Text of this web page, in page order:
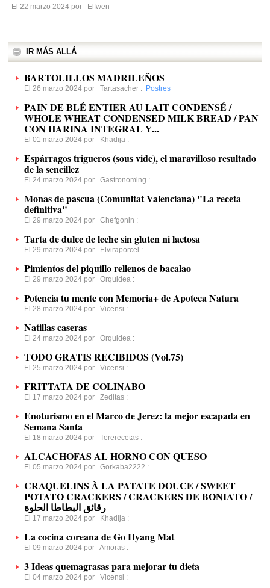
El 22 marzo 2024 por
Elfwen
IR MÁS ALLÁ
BARTOLILLOS MADRILEÑOS
El 26 marzo 2024 por Tartasacher : Postres
PAIN DE BLÉ ENTIER AU LAIT CONDENSÉ /
WHOLE WHEAT CONDENSED MILK BREAD / PAN
CON HARINA INTEGRAL Y...
El 01 marzo 2024 por Khadija :
Espárragos trigueros (sous vide), el maravilloso resultado
de la sencillez
El 24 marzo 2024 por Gastronoming :
Monas de pascua (Comunitat Valenciana) "La receta
definitiva"
El 29 marzo 2024 por Chefgonin :
Tarta de dulce de leche sin gluten ni lactosa
El 29 marzo 2024 por Elviraporcel :
Pimientos del piquillo rellenos de bacalao
El 29 marzo 2024 por Orquidea :
Potencia tu mente con Memoria+ de Apoteca Natura
El 28 marzo 2024 por Vicensi :
Natillas caseras
El 24 marzo 2024 por Orquidea :
TODO GRATIS RECIBIDOS (Vol.75)
El 25 marzo 2024 por Vicensi :
FRITTATA DE COLINABO
El 17 marzo 2024 por Zeditas :
Enoturismo en el Marco de Jerez: la mejor escapada en
Semana Santa
El 18 marzo 2024 por Tererecetas :
ALCACHOFAS AL HORNO CON QUESO
El 05 marzo 2024 por Gorkaba2222 :
CRAQUELINS À LA PATATE DOUCE / SWEET
POTATO CRACKERS / CRACKERS DE BONIATO /
رقائق البطاطا الحلوة
El 17 marzo 2024 por Khadija :
La cocina coreana de Go Hyang Mat
El 09 marzo 2024 por Amoras :
3 Ideas quemagrasas para mejorar tu dieta
El 04 marzo 2024 por Vicensi :